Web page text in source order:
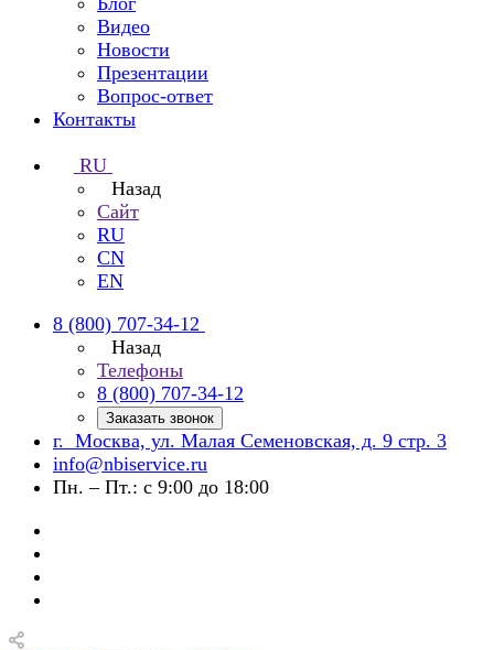
Видео
Новости
Презентации
Вопрос-ответ
Контакты
RU
Назад
Сайт
RU
CN
EN
8 (800) 707-34-12
Назад
Телефоны
8 (800) 707-34-12
Заказать звонок
г. Москва, ул. Малая Семеновская, д. 9 стр. 3
info@nbiservice.ru
Пн. – Пт.: с 9:00 до 18:00